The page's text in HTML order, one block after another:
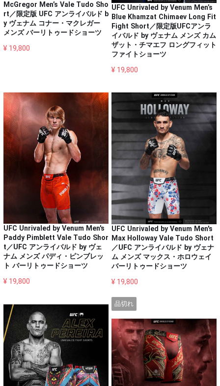
McGregor Men’s Vale Tudo Sho
rt／限定版 UFC アンライバルド b
y ヴェナム コナー・マクレガー
メンズ バーリトゥードショーツ
¥ 19,800
UFC Unrivaled by Venum Men’s
Blue Khamzat Chimaev Long Fit
Fight Short／限定版UFCアンラ
イバルド by ヴェナム メンズ カム
ザット・チマエフ ロングフィット
ファイトショーツ
¥ 19,800
UFC Unrivaled by Venum Men's
Paddy Pimblett Vale Tudo Shor
t／UFC アンライバルド by ヴェ
ナム メンズ パディ・ピンブレッ
ト バーリトゥードショーツ
¥ 19,800
UFC Unrivaled by Venum Men's
Max Holloway Vale Tudo Short
／UFC アンライバルド by ヴェナ
ム メンズ マックス・ホロウェイ
バーリトゥードショーツ
¥ 19,800
品切れ